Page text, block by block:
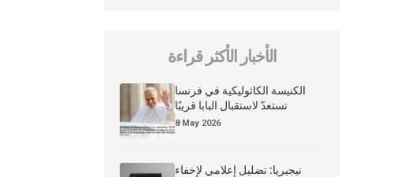
الأخبار الأكثر قراءة
الكنيسة الكاثوليكية في فرنسا
تستعدّ لاستقبال البابا قريبًا
8 May 2026
نيجيريا: تضليل إعلامي لإخفاء